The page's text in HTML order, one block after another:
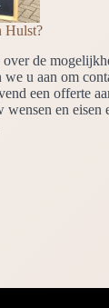
Hulst?
de
u aan om
een offerte
en eisen